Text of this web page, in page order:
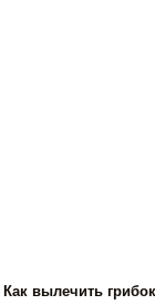
Как вылечить